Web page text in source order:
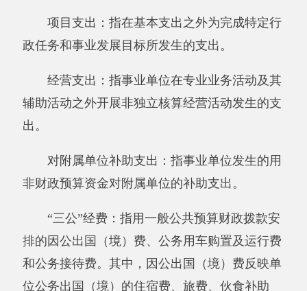
十一、《项目支出决算明细表》
十二、《财政专户管理资金收入支出决算
十三、《财政拨款收入支出决算总表》
十五、《一般公共预算财政拨款支出决算明
十六、《一般公共预算财政拨款基本支出决
十七、《一般公共预算财政拨款项目支出决